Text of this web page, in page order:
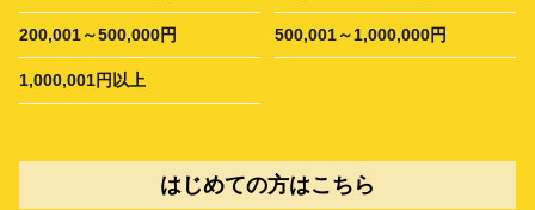
200,001～500,000円 500,001～1,000,000円
1,000,001円以上
はじめての方はこちら